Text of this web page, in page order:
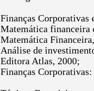
Finanças Corporativas
Matemática financeira
Matemática
Análise de
Editora Atlas, 2000;
Finanças